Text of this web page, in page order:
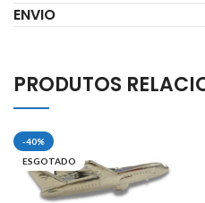
ENVIO
PRODUTOS
-40%
ESGOTADO